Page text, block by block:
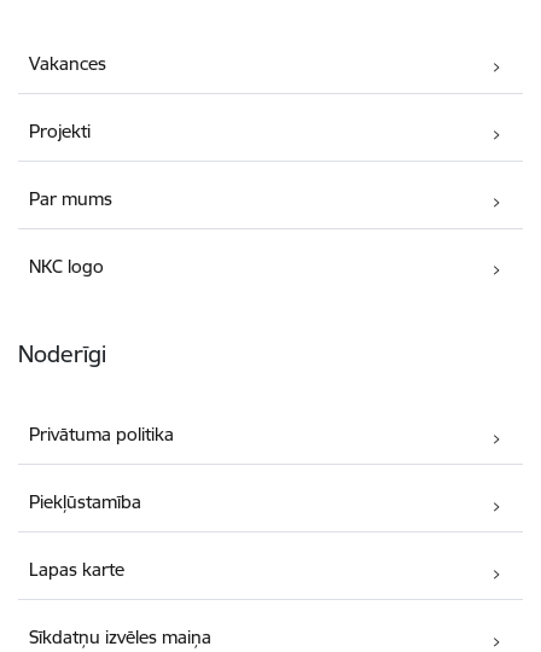
Vakances
Projekti
Par mums
NKC logo
Noderīgi
Privātuma politika
Piekļūstamība
Lapas karte
Sīkdatņu izvēles maiņa